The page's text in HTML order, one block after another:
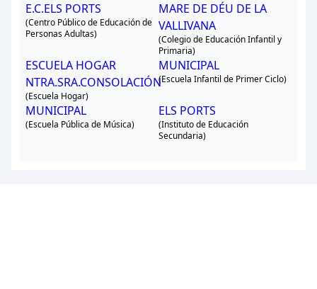
E.C.ELS PORTS
(Centro Público de Educación de
Personas Adultas)
MARE DE DÉU DE LA
VALLIVANA
(Colegio de Educación Infantil y
Primaria)
ESCUELA HOGAR
NTRA.SRA.CONSOLACIÓN
(Escuela Hogar)
MUNICIPAL
(Escuela Infantil de Primer Ciclo)
MUNICIPAL
(Escuela Pública de Música)
ELS PORTS
(Instituto de Educación
Secundaria)